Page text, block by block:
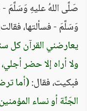
صَلَّى اللهُ عليهِ وَسَلَّمَ
وَسَلَّمَ - فسألتها،
يعارضني القرآن كل
ولا أراه إلا حضر
فبكيت، فقال:(أما
الجَنَّة أو نساء